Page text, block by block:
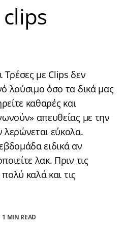
με Clips δεν
λούσιμο όσο τα δικά μας
καθαρές και
απευθείας με την
λερώνεται εύκολα.
ειδικά αν
λακ. Πριν τις
καλά και τις
1 MIN READ